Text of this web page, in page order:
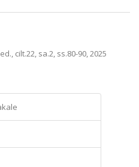
cilt.22, sa.2, ss.80-90, 2025